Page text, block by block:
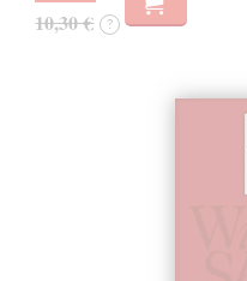
10,30 € ?